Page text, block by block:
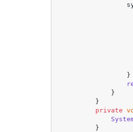
                }
            }
        }
private
        }